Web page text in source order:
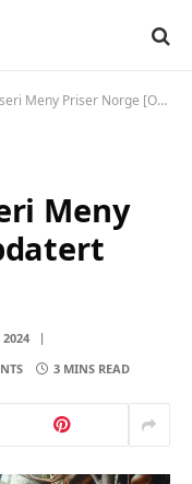
Priser Norge [Oppdatert 2024]
Meny
2024
3 MINS READ